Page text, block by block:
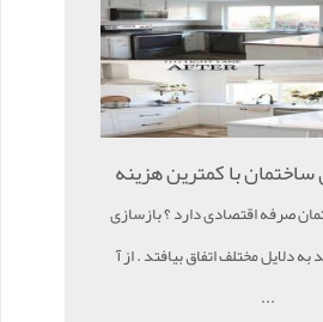
ساختمان با کمترین هزینه
صرفه اقتصادی دارد ؟ بازسازی
دلایل مختلف اتفاق بیافتد . از آ
...